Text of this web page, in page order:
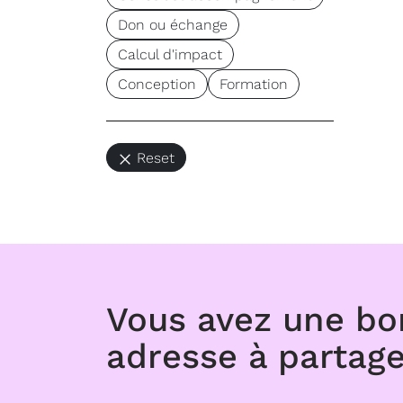
Don ou échange
Calcul d'impact
Conception
Formation
Reset
Vous avez une
adresse à